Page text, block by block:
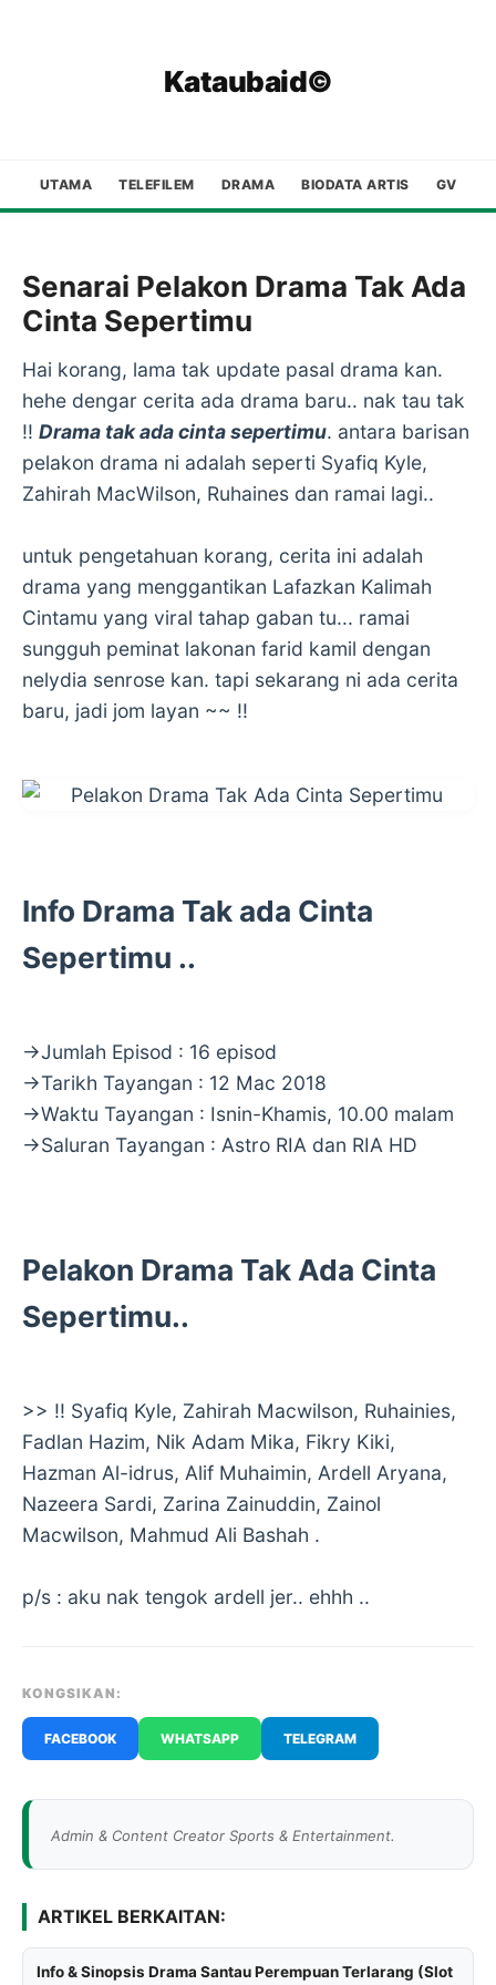
Kataubaid©
UTAMA TELEFILEM DRAMA BIODATA ARTIS GV
Senarai Pelakon Drama Tak Ada
Cinta Sepertimu
Hai korang, lama tak update pasal drama kan.
hehe dengar cerita ada drama baru.. nak tau tak
!! Drama tak ada cinta sepertimu. antara barisan
pelakon drama ni adalah seperti Syafiq Kyle,
Zahirah MacWilson, Ruhaines dan ramai lagi..
untuk pengetahuan korang, cerita ini adalah
drama yang menggantikan Lafazkan Kalimah
Cintamu yang viral tahap gaban tu... ramai
sungguh peminat lakonan farid kamil dengan
nelydia senrose kan. tapi sekarang ni ada cerita
baru, jadi jom layan ~~ !!
Info Drama Tak ada Cinta
Sepertimu ..
→Jumlah Episod : 16 episod
→Tarikh Tayangan : 12 Mac 2018
→Waktu Tayangan : Isnin-Khamis, 10.00 malam
→Saluran Tayangan : Astro RIA dan RIA HD
Pelakon Drama Tak Ada Cinta
Sepertimu..
>> !! Syafiq Kyle, Zahirah Macwilson, Ruhainies,
Fadlan Hazim, Nik Adam Mika, Fikry Kiki,
Hazman Al-idrus, Alif Muhaimin, Ardell Aryana,
Nazeera Sardi, Zarina Zainuddin, Zainol
Macwilson, Mahmud Ali Bashah .
p/s : aku nak tengok ardell jer.. ehhh ..
KONGSIKAN:
FACEBOOK WHATSAPP TELEGRAM
Admin & Content Creator Sports & Entertainment.
ARTIKEL BERKAITAN:
Info & Sinopsis Drama Santau Perempuan Terlarang (Slot